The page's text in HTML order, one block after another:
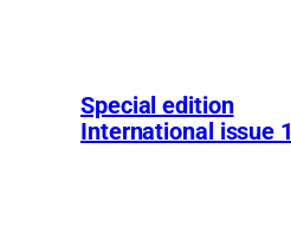
Special edition
International issue 1